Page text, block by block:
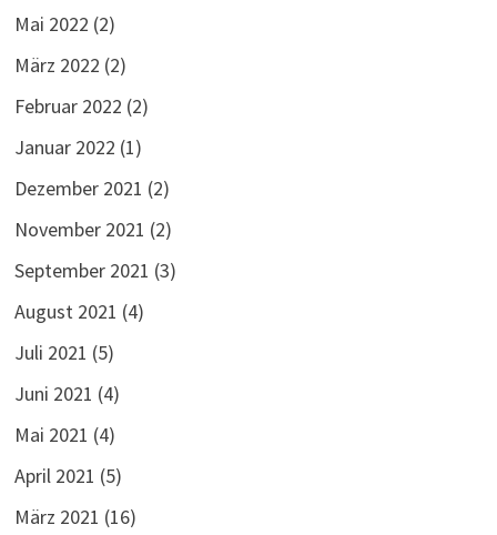
Mai 2022 (2)
März 2022 (2)
Februar 2022 (2)
Januar 2022 (1)
Dezember 2021 (2)
November 2021 (2)
September 2021 (3)
August 2021 (4)
Juli 2021 (5)
Juni 2021 (4)
Mai 2021 (4)
April 2021 (5)
März 2021 (16)